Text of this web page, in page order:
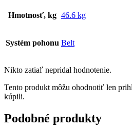
Hmotnosť, kg 46.6 kg
Systém pohonu Belt
Nikto zatiaľ nepridal hodnotenie.
Tento produkt môžu ohodnotiť len
kúpili.
Podobné produkty